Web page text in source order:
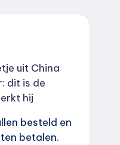
uit China
dit is de
hij
besteld en
betalen.